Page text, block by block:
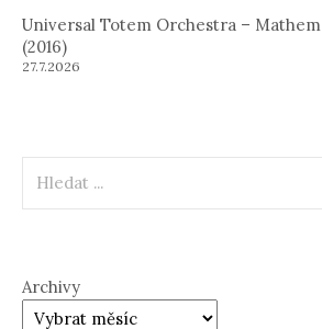
Universal Totem Orchestra –
(2016)
27.7.2026
Archivy